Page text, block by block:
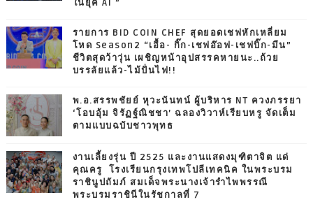
ในยุค AI ”
รายการ BID COIN CHEF สุดยอดเชฟหักเหลี่ยม
โหด Season2 “เอื้อ- กิ๊ก-เชฟอ๊อฟ-เชฟบิ๊ก-มีน”
ชีวิตสุดว้าวุ่น เผชิญหน้าอุปสรรคหายนะ..ถ้วย
บรรลัยแล้ว-ไม้ปั่นไฟ!!
พ.อ.สรรพชัยย์ หุวะนันทน์ ผู้บริหาร NT ควงภรรยา
‘โอบอุ้ม จิรัฏฐ์ณิชชา’ ฉลองวิวาห์เรียบหรู จัดเต็ม
ตามแบบฉบับชาวพุทธ
งานเลี้ยงรุ่น ปี 2525 และงานแสดงมุฑิตาจิต แด่
คุณครู โรงเรียนกรุงเทพโปลีเทคนิค ในพระบรม
ราชินูปถัมภ์ สมเด็จพระนางเจ้ารำไพพรรณี
พระบรมราชินีในรัชกาลที่ 7